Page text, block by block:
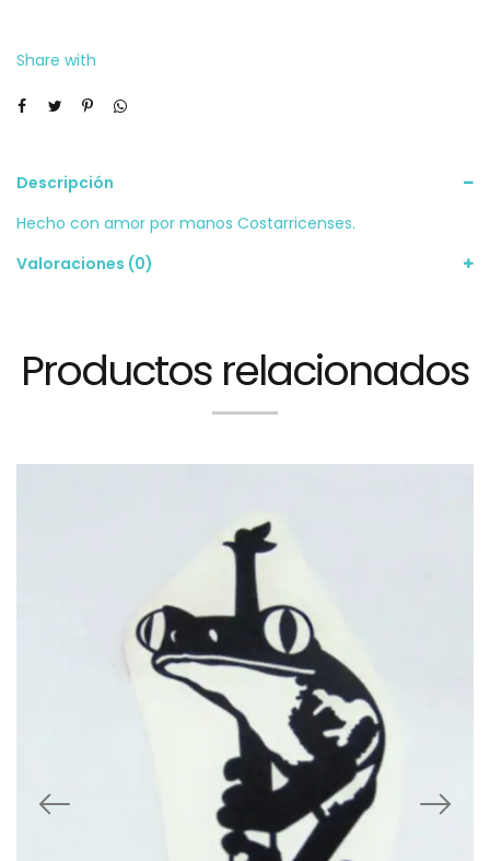
Share with
Descripción
Hecho con amor por manos Costarricenses.
Valoraciones (0)
Productos relacionados